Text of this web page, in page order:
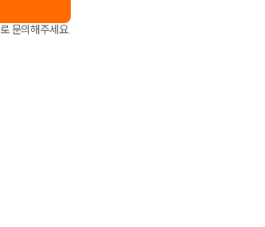
로 문의해주세요.